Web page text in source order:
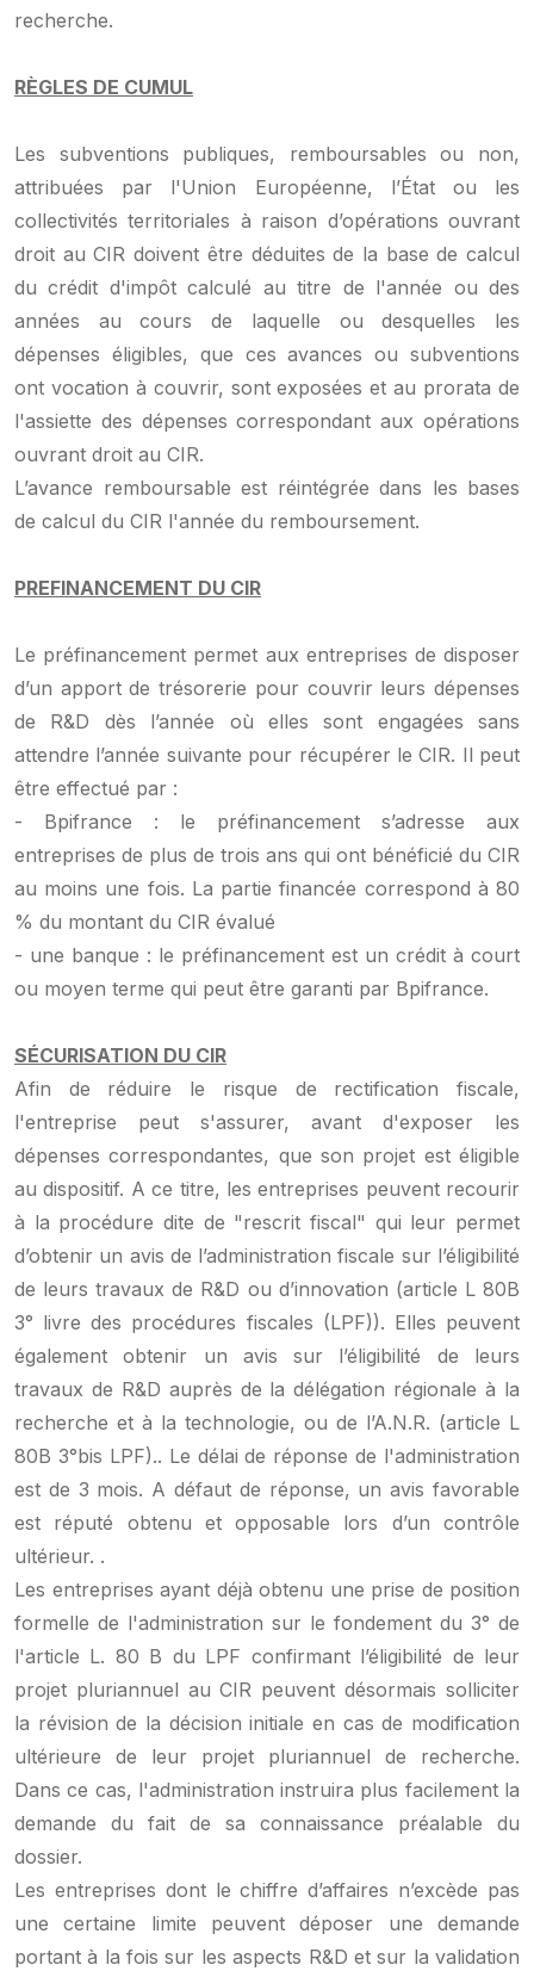
recherche.
RÈGLES DE CUMUL
Les subventions publiques, remboursables ou non,
attribuées par l'Union Européenne, l’État ou les
collectivités territoriales à raison d’opérations ouvrant
droit au CIR doivent être déduites de la base de calcul
du crédit d'impôt calculé au titre de l'année ou des
années au cours de laquelle ou desquelles les
dépenses éligibles, que ces avances ou subventions
ont vocation à couvrir, sont exposées et au prorata de
l'assiette des dépenses correspondant aux opérations
ouvrant droit au CIR.
L’avance remboursable est réintégrée dans les bases
de calcul du CIR l'année du remboursement.
PREFINANCEMENT DU CIR
Le préfinancement permet aux entreprises de disposer
d’un apport de trésorerie pour couvrir leurs dépenses
de R&D dès l’année où elles sont engagées sans
attendre l’année suivante pour récupérer le CIR. Il peut
être effectué par :
- Bpifrance : le préfinancement s’adresse aux
entreprises de plus de trois ans qui ont bénéficié du CIR
au moins une fois. La partie financée correspond à 80
% du montant du CIR évalué
- une banque : le préfinancement est un crédit à court
ou moyen terme qui peut être garanti par Bpifrance.
SÉCURISATION DU CIR
Afin de réduire le risque de rectification fiscale,
l'entreprise peut s'assurer, avant d'exposer les
dépenses correspondantes, que son projet est éligible
au dispositif. A ce titre, les entreprises peuvent recourir
à la procédure dite de "rescrit fiscal" qui leur permet
d’obtenir un avis de l’administration fiscale sur l’éligibilité
de leurs travaux de R&D ou d’innovation (article L 80B
3° livre des procédures fiscales (LPF)). Elles peuvent
également obtenir un avis sur l’éligibilité de leurs
travaux de R&D auprès de la délégation régionale à la
recherche et à la technologie, ou de l’A.N.R. (article L
80B 3°bis LPF).. Le délai de réponse de l'administration
est de 3 mois. A défaut de réponse, un avis favorable
est réputé obtenu et opposable lors d’un contrôle
ultérieur. .
Les entreprises ayant déjà obtenu une prise de position
formelle de l'administration sur le fondement du 3° de
l'article L. 80 B du LPF confirmant l’éligibilité de leur
projet pluriannuel au CIR peuvent désormais solliciter
la révision de la décision initiale en cas de modification
ultérieure de leur projet pluriannuel de recherche.
Dans ce cas, l'administration instruira plus facilement la
demande du fait de sa connaissance préalable du
dossier.
Les entreprises dont le chiffre d’affaires n’excède pas
une certaine limite peuvent déposer une demande
portant à la fois sur les aspects R&D et sur la validation